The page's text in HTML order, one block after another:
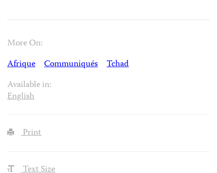
More On:
Afrique
Communiqués
Tchad
Available in:
English
Print
Text Size